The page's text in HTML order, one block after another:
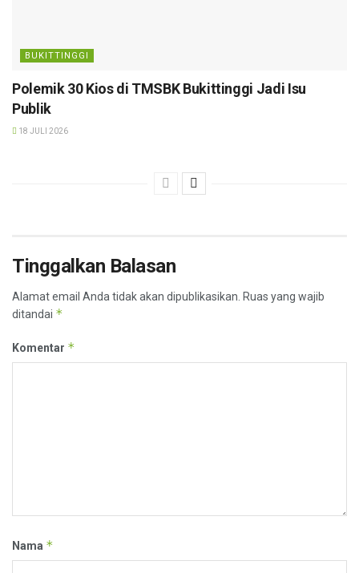
BUKITTINGGI
Polemik 30 Kios di TMSBK Bukittinggi Jadi Isu
Publik
18 JULI 2026
Tinggalkan Balasan
Alamat email Anda tidak akan dipublikasikan. Ruas yang wajib
ditandai *
Komentar *
Nama *